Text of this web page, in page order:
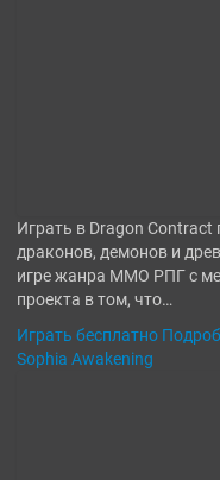
Играть в Dragon Contract
драконов, демонов и
игре жанра ММО РПГ с
проекта в том, что…
Играть бесплатно
Sophia Awakening